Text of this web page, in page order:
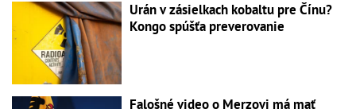
Urán v zásielkach kobaltu pre Čínu?
Kongo spúšťa preverovanie
Falošné video o Merzovi má mať